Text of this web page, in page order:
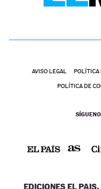
AVISO LEGAL POLÍTICA
POLÍTICA DE
EDICIONES EL